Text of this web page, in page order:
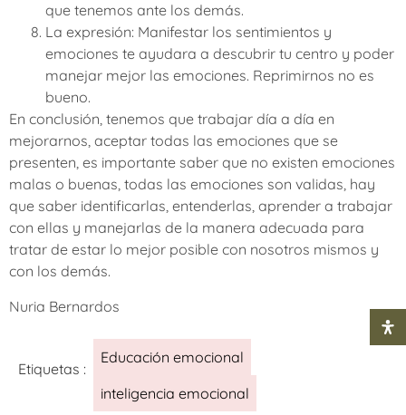
que tenemos ante los demás.
La expresión: Manifestar los sentimientos y
emociones te ayudara a descubrir tu centro y poder
manejar mejor las emociones. Reprimirnos no es
bueno.
En conclusión, tenemos que trabajar día a día en
mejorarnos, aceptar todas las emociones que se
presenten, es importante saber que no existen emociones
malas o buenas, todas las emociones son validas, hay
que saber identificarlas, entenderlas, aprender a trabajar
con ellas y manejarlas de la manera adecuada para
tratar de estar lo mejor posible con nosotros mismos y
con los demás.
Nuria Bernardos
Etiquetas :
Educación emocional
inteligencia emocional